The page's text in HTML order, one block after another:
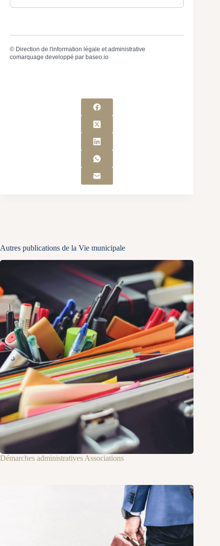
© Direction de l'information légale et administrative
comarquage developpé par baseo.io
Autres publications de la Vie municipale
Démarches administratives Associations